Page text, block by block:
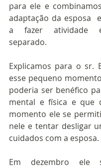
para ele e
adaptação da esposa
a fazer atividade
separado.
Explicamos para o sr.
esse pequeno
poderia ser benéfico
mental e física e que
momento ele se
nele e tentar desligar
cuidados com a esposa.
Em dezembro ele